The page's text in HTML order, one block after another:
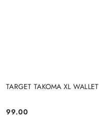
TARGET TAKOMA XL WALLET
Cena:
99.00